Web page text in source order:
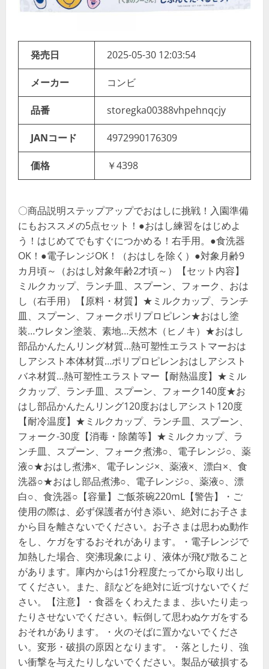
発売日 2025-05-30 12:03:54
メーカー コンビ
品番 storegka00388vhpehnqcjy
JANコード 4972990176309
価格 ￥4398
〇商品説明ステップアップでおはしに挑戦！入園準備
にもおススメの5点セット！●おはし練習をはじめよ
う！はじめてでもすぐにつかめる！右手用。●食洗器
OK！●電子レンジOK！（おはしを除く）●対象月齢9
カ月頃～（おはし対象年齢2才頃～）【セット内容】
ミルクカップ、ランチ皿、スプーン、フォーク、おは
し（右手用）【原料・材質】★ミルクカップ、ランチ
皿、スプーン、フォークポリプロピレン★おはし塗
装…ウレタン塗装、素地…天然木（ヒノキ）★おはし
部品かんたんリング材質…熱可塑性エラストマーおは
しアシスト本体材質…ポリプロピレンおはしアシスト
バネ材質…熱可塑性エラストマー【耐熱温度】★ミル
クカップ、ランチ皿、スプーン、フォーク140度★お
はし部品かんたんリング120度おはしアシスト120度
【耐冷温度】★ミルクカップ、ランチ皿、スプーン、
フォーク-30度【消毒・除菌等】★ミルクカップ、ラ
ンチ皿、スプーン、フォーク煮沸○、電子レンジ○、薬
液○★おはし煮沸×、電子レンジ×、薬液×、漂白×、食
洗器○★おはし部品煮沸○、電子レンジ○、薬液○、漂
白○、食洗器○【容量】ご飯茶碗220mL【警告】・ご
使用の際は、必ず保護者が付き添い、絶対にお子さま
から目を離さないでください。お子さまは思わぬ動作
をし、ケガをするおそれがあります。・電子レンジで
加熱した場合、突沸現象により、液体が飛び散ること
があります。庫内からは1分程度たってから取り出し
てください。また、顔などを絶対に近づけないでくだ
さい。【注意】・食器をくわえたまま、歩いたり走っ
たりさせないでください。転倒して思わぬケガをする
おそれがあります。・火のそばに置かないでくださ
い。変形・破損の原因となります。・落としたり、強
い衝撃を与えたりしないでください。製品が破損する